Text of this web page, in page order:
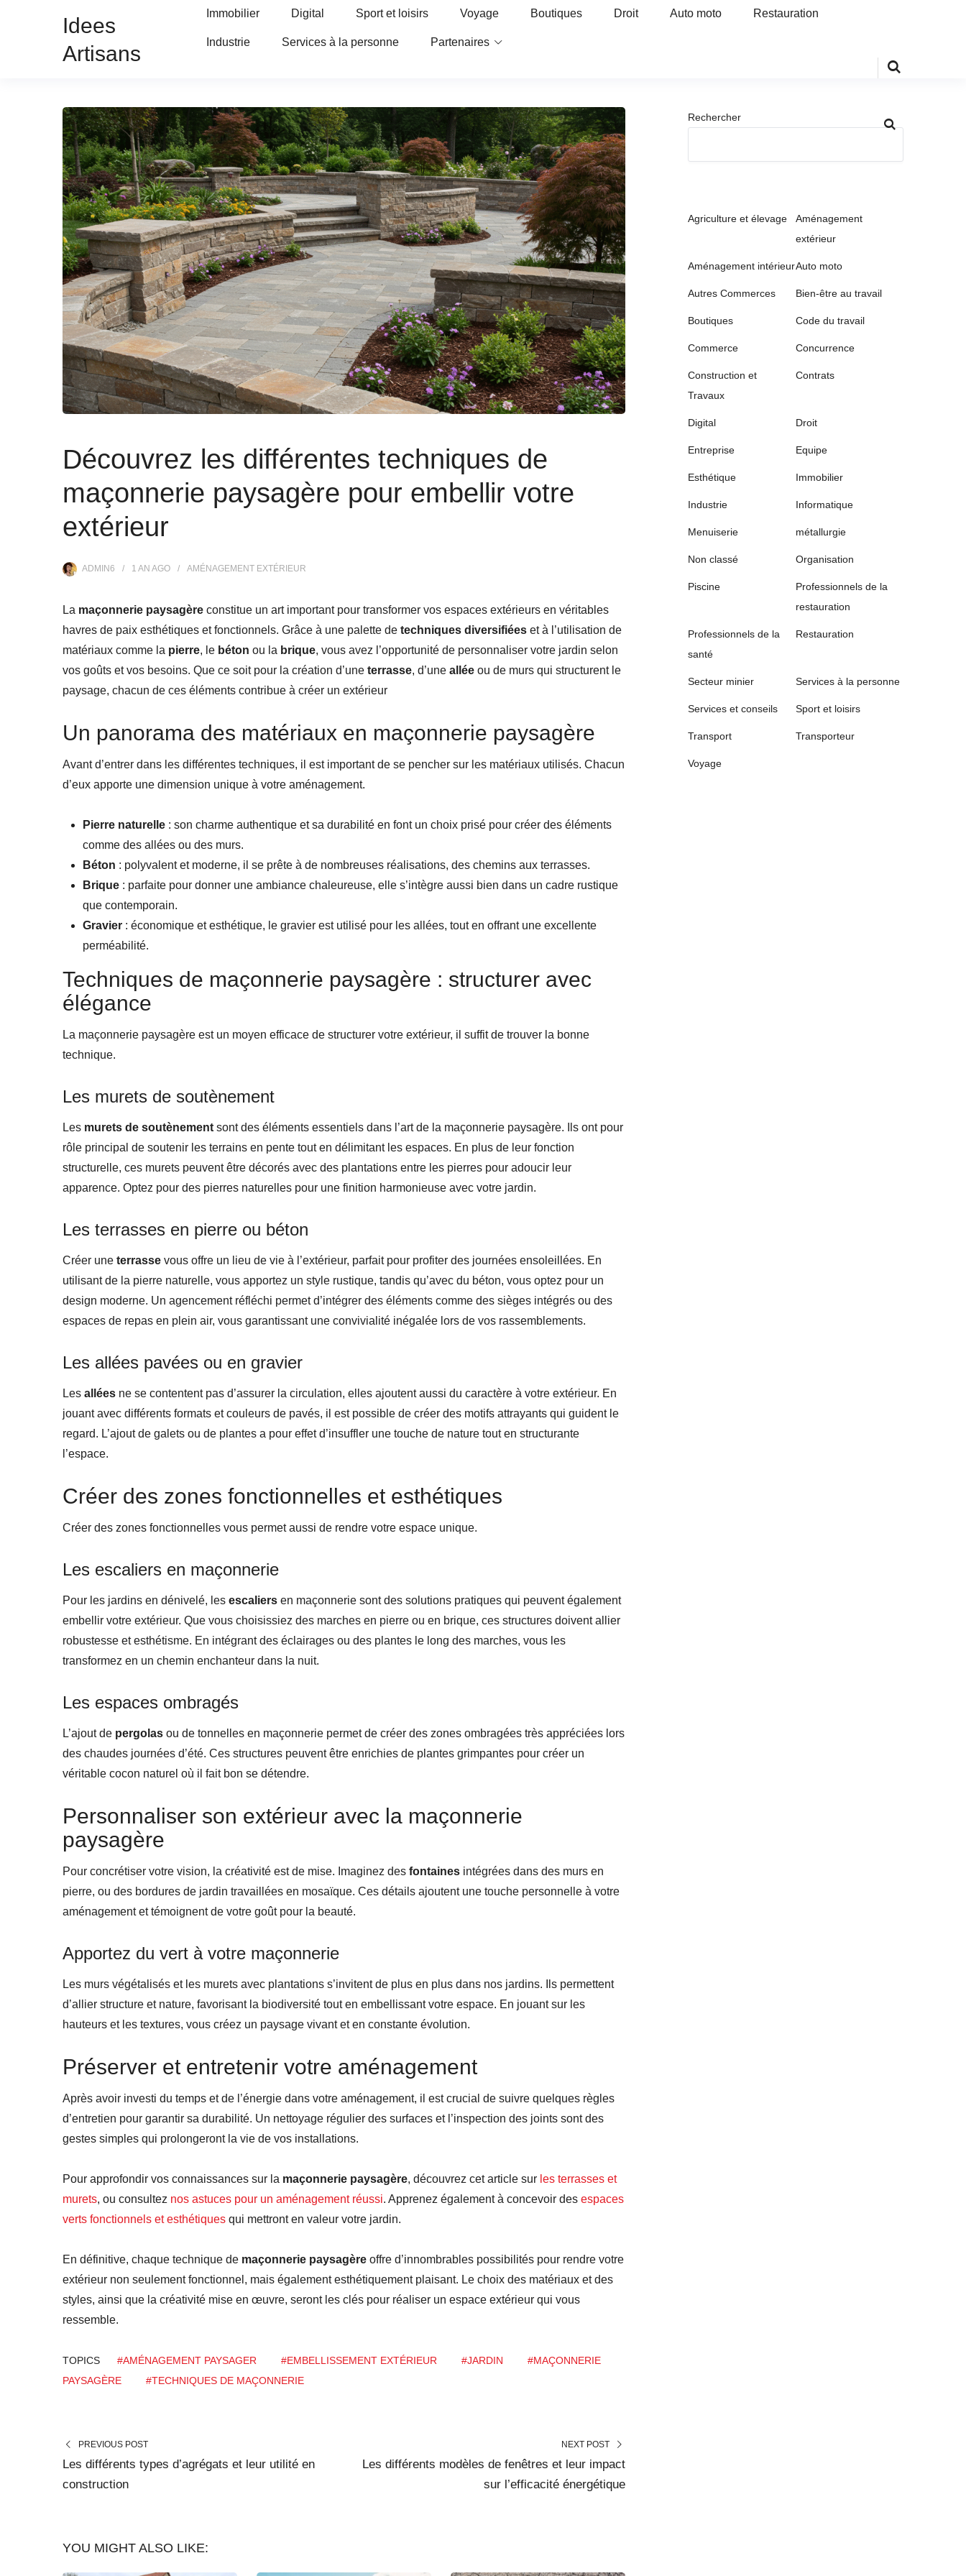
Idees
Artisans
Immobilier Digital Sport et loisirs Voyage Boutiques Droit Auto moto Restauration
Industrie Services à la personne Partenaires
Découvrez les différentes techniques de
maçonnerie paysagère pour embellir votre
extérieur
ADMIN6 1 AN AGO AMÉNAGEMENT EXTÉRIEUR
La maçonnerie paysagère constitue un art important pour transformer vos espaces extérieurs en véritables
havres de paix esthétiques et fonctionnels. Grâce à une palette de techniques diversifiées et à l’utilisation de
matériaux comme la pierre, le béton ou la brique, vous avez l’opportunité de personnaliser votre jardin selon
vos goûts et vos besoins. Que ce soit pour la création d’une terrasse, d’une allée ou de murs qui structurent le
paysage, chacun de ces éléments contribue à créer un extérieur
Un panorama des matériaux en maçonnerie paysagère
Avant d’entrer dans les différentes techniques, il est important de se pencher sur les matériaux utilisés. Chacun
d’eux apporte une dimension unique à votre aménagement.
Pierre naturelle : son charme authentique et sa durabilité en font un choix prisé pour créer des éléments
comme des allées ou des murs.
Béton : polyvalent et moderne, il se prête à de nombreuses réalisations, des chemins aux terrasses.
Brique : parfaite pour donner une ambiance chaleureuse, elle s’intègre aussi bien dans un cadre rustique
que contemporain.
Gravier : économique et esthétique, le gravier est utilisé pour les allées, tout en offrant une excellente
perméabilité.
Techniques de maçonnerie paysagère : structurer avec
élégance
La maçonnerie paysagère est un moyen efficace de structurer votre extérieur, il suffit de trouver la bonne
technique.
Les murets de soutènement
Les murets de soutènement sont des éléments essentiels dans l’art de la maçonnerie paysagère. Ils ont pour
rôle principal de soutenir les terrains en pente tout en délimitant les espaces. En plus de leur fonction
structurelle, ces murets peuvent être décorés avec des plantations entre les pierres pour adoucir leur
apparence. Optez pour des pierres naturelles pour une finition harmonieuse avec votre jardin.
Les terrasses en pierre ou béton
Créer une terrasse vous offre un lieu de vie à l’extérieur, parfait pour profiter des journées ensoleillées. En
utilisant de la pierre naturelle, vous apportez un style rustique, tandis qu’avec du béton, vous optez pour un
design moderne. Un agencement réfléchi permet d’intégrer des éléments comme des sièges intégrés ou des
espaces de repas en plein air, vous garantissant une convivialité inégalée lors de vos rassemblements.
Les allées pavées ou en gravier
Les allées ne se contentent pas d’assurer la circulation, elles ajoutent aussi du caractère à votre extérieur. En
jouant avec différents formats et couleurs de pavés, il est possible de créer des motifs attrayants qui guident le
regard. L’ajout de galets ou de plantes a pour effet d’insuffler une touche de nature tout en structurante
l’espace.
Créer des zones fonctionnelles et esthétiques
Créer des zones fonctionnelles vous permet aussi de rendre votre espace unique.
Les escaliers en maçonnerie
Pour les jardins en dénivelé, les escaliers en maçonnerie sont des solutions pratiques qui peuvent également
embellir votre extérieur. Que vous choisissiez des marches en pierre ou en brique, ces structures doivent allier
robustesse et esthétisme. En intégrant des éclairages ou des plantes le long des marches, vous les
transformez en un chemin enchanteur dans la nuit.
Les espaces ombragés
L’ajout de pergolas ou de tonnelles en maçonnerie permet de créer des zones ombragées très appréciées lors
des chaudes journées d’été. Ces structures peuvent être enrichies de plantes grimpantes pour créer un
véritable cocon naturel où il fait bon se détendre.
Personnaliser son extérieur avec la maçonnerie
paysagère
Pour concrétiser votre vision, la créativité est de mise. Imaginez des fontaines intégrées dans des murs en
pierre, ou des bordures de jardin travaillées en mosaïque. Ces détails ajoutent une touche personnelle à votre
aménagement et témoignent de votre goût pour la beauté.
Apportez du vert à votre maçonnerie
Les murs végétalisés et les murets avec plantations s’invitent de plus en plus dans nos jardins. Ils permettent
d’allier structure et nature, favorisant la biodiversité tout en embellissant votre espace. En jouant sur les
hauteurs et les textures, vous créez un paysage vivant et en constante évolution.
Préserver et entretenir votre aménagement
Après avoir investi du temps et de l’énergie dans votre aménagement, il est crucial de suivre quelques règles
d’entretien pour garantir sa durabilité. Un nettoyage régulier des surfaces et l’inspection des joints sont des
gestes simples qui prolongeront la vie de vos installations.
Pour approfondir vos connaissances sur la maçonnerie paysagère, découvrez cet article sur les terrasses et
murets, ou consultez nos astuces pour un aménagement réussi. Apprenez également à concevoir des espaces
verts fonctionnels et esthétiques qui mettront en valeur votre jardin.
En définitive, chaque technique de maçonnerie paysagère offre d’innombrables possibilités pour rendre votre
extérieur non seulement fonctionnel, mais également esthétiquement plaisant. Le choix des matériaux et des
styles, ainsi que la créativité mise en œuvre, seront les clés pour réaliser un espace extérieur qui vous
ressemble.
TOPICS #AMÉNAGEMENT PAYSAGER #EMBELLISSEMENT EXTÉRIEUR #JARDIN
#MAÇONNERIE
PAYSAGÈRE
#TECHNIQUES DE MAÇONNERIE
PREVIOUS POST
Les différents types d’agrégats et leur utilité en
construction
NEXT POST
Les différents modèles de fenêtres et leur impact
sur l’efficacité énergétique
YOU MIGHT ALSO LIKE:
Rechercher
Agriculture et élevage
Aménagement
extérieur
Aménagement intérieurAuto moto
Autres Commerces Bien-être au travail
Boutiques Code du travail
Commerce Concurrence
Construction et
Travaux
Contrats
Digital Droit
Entreprise Equipe
Esthétique Immobilier
Industrie Informatique
Menuiserie métallurgie
Non classé Organisation
Piscine
Professionnels de la
restauration
Professionnels de la
santé
Restauration
Secteur minier Services à la personne
Services et conseils Sport et loisirs
Transport Transporteur
Voyage